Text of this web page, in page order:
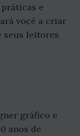
e
você a criar
seus leitores
gráfico e
anos de